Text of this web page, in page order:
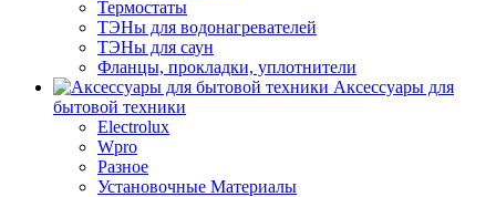
Термостаты
ТЭНы для водонагревателей
ТЭНы для саун
Фланцы, прокладки, уплотнители
Аксессуары для
бытовой техники
Electrolux
Wpro
Разное
Установочные Материалы